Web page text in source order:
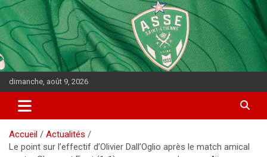
dimanche, août 9, 2026
Accueil
Actualités
Le point sur l’effectif d’Olivier Dall’Oglio après le match amical